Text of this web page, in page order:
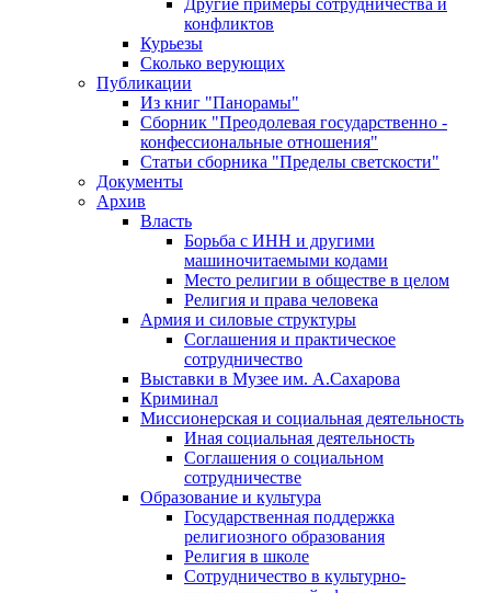
Другие примеры сотрудничества и
конфликтов
Курьезы
Сколько верующих
Публикации
Из книг "Панорамы"
Сборник "Преодолевая государственно -
конфессиональные отношения"
Статьи сборника "Пределы светскости"
Документы
Архив
Власть
Борьба с ИНН и другими
машиночитаемыми кодами
Место религии в обществе в целом
Религия и права человека
Армия и силовые структуры
Соглашения и практическое
сотрудничество
Выставки в Музее им. А.Сахарова
Криминал
Миссионерская и социальная деятельность
Иная социальная деятельность
Соглашения о социальном
сотрудничестве
Образование и культура
Государственная поддержка
религиозного образования
Религия в школе
Сотрудничество в культурно-